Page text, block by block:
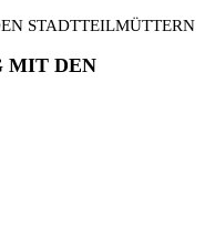
STADTTEILMÜTTERN
MIT DEN